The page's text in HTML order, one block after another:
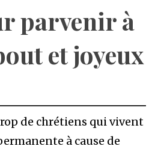
parvenir à
et joyeux
de chrétiens qui vivent
à cause de